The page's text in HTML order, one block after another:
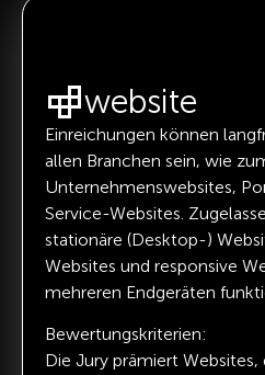
website
Einreichungen können
allen Branchen sein, wie
Unternehmenswebsites,
Service-Websites.
stationäre (Desktop-)
Websites und responsive
mehreren Endgeräten
Bewertungskriterien:
Die Jury prämiert